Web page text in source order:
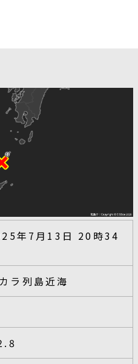
年7月13日 20時34
ラ列島近海